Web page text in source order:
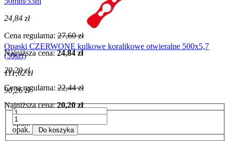
Opaski CZERWONE kulkowe koralikowe otwieralne 500x5,7
(50szt)
111,02 zł
90,26 zł
opak. Do koszyka
24,84 zł
Cena regularna: 27,60 zł
Najniższa cena:24,84 zł
20,20 zł
Cena regularna: 22,44 zł
Najniższa cena:20,20 zł
opak. Do koszyka